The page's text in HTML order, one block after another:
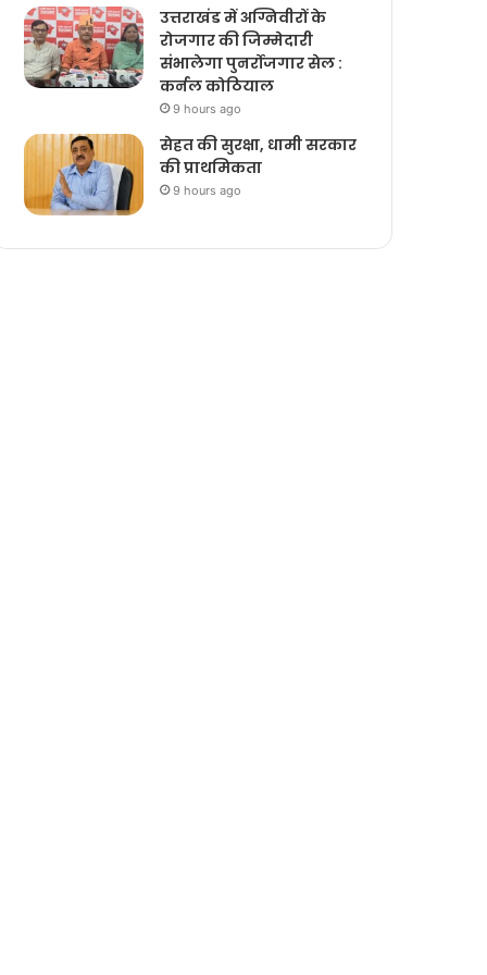
उत्तराखंड में अग्निवीरों के
रोजगार की जिम्मेदारी
संभालेगा पुनर्रोजगार सेल :
कर्नल कोठियाल
9 hours ago
सेहत की सुरक्षा, धामी सरकार
की प्राथमिकता
9 hours ago